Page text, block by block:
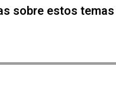
sobre estos temas